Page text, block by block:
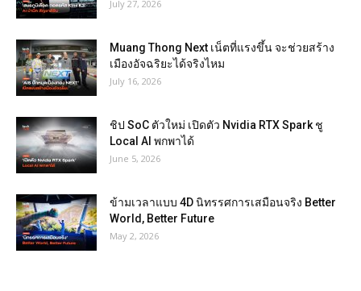
July 27, 2026
Muang Thong Next เน็ตที่แรงขึ้น จะช่วยสร้าง
เมืองอัจฉริยะได้จริงไหม
July 16, 2026
ชิป SoC ตัวใหม่ เปิดตัว Nvidia RTX Spark ชู
Local AI พกพาได้
June 5, 2026
ข้ามเวลาแบบ 4D นิทรรศการเสมือนจริง Better
World, Better Future
May 2, 2026